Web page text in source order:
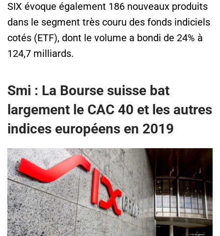
SIX évoque également 186 nouveaux produits
dans le segment très couru des fonds indiciels
cotés (ETF), dont le volume a bondi de 24% à
124,7 milliards.
Smi : La Bourse suisse bat
largement le CAC 40 et les autres
indices européens en 2019